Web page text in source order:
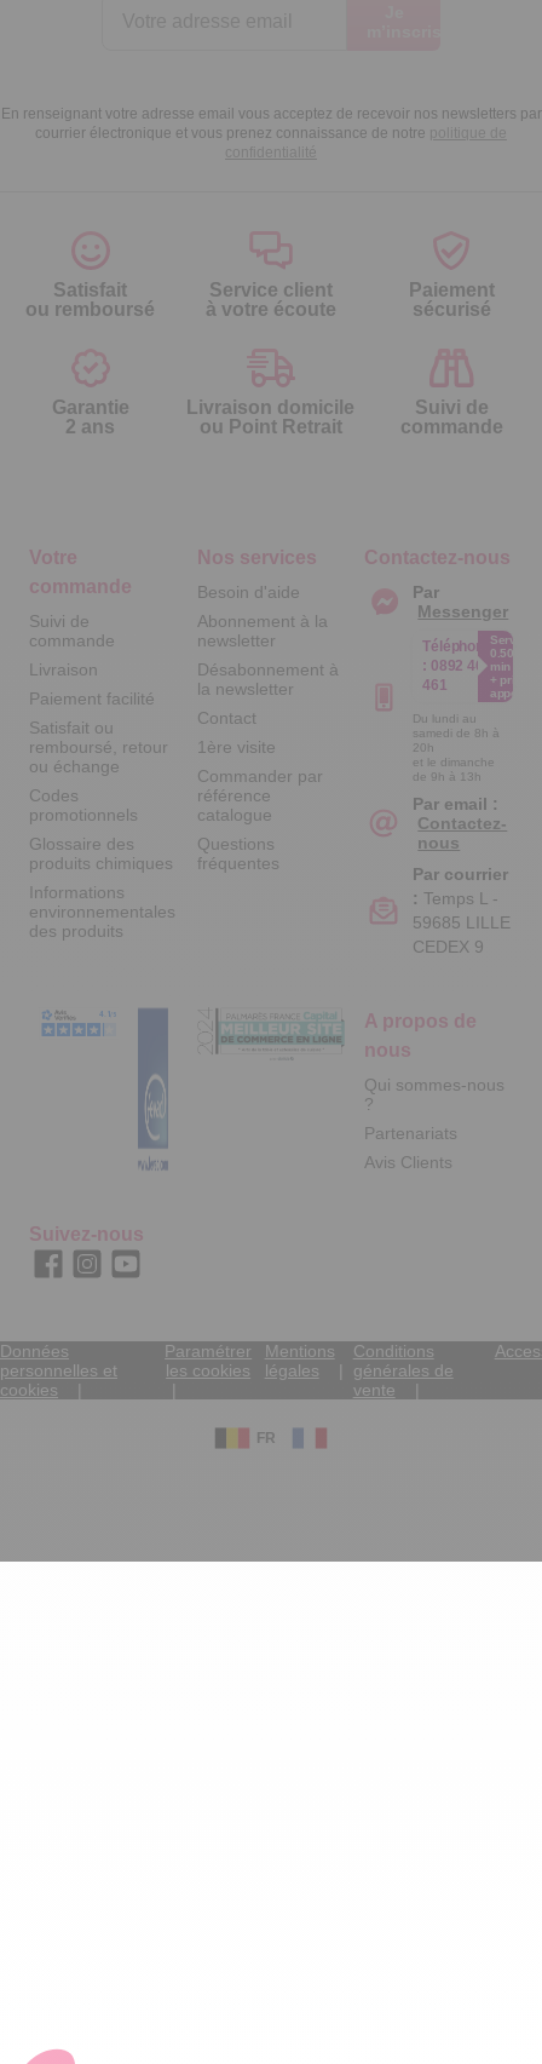
En renseignant votre adresse email vous acceptez de recevoir nos newsletters par
courrier électronique et vous prenez connaissance de notre politique de
confidentialité
Satisfait
ou remboursé
Service client
à votre écoute
Paiement
sécurisé
Garantie
2 ans
Livraison domicile
ou Point Retrait
Suivi de
commande
Votre
commande
Suivi de
commande
Livraison
Paiement facilité
Satisfait ou
remboursé, retour
ou échange
Codes
promotionnels
Glossaire des
produits chimiques
Informations
environnementales
des produits
Nos services
Besoin d'aide
Abonnement à la
newsletter
Désabonnement à
la newsletter
Contact
1ère visite
Commander par
référence
catalogue
Questions
fréquentes
A propos de
nous
Qui sommes-nous
?
Partenariats
Avis Clients
Contactez-nous
Par
Messenger
Téléphone
: 0892 461
461
Service
0.50€ /
min
+ prix
appel
Du lundi au
samedi de 8h à
20h
et le dimanche
de 9h à 13h
Par email :
Contactez-
nous
Par courrier
: Temps L -
59685 LILLE
CEDEX 9
Suivez-nous
Données
personnelles et
cookies
Paramétrer
les cookies
Mentions
légales
Conditions
générales de
vente
FR